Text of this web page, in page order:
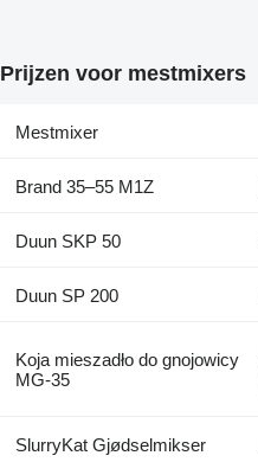
Prijzen voor mestmixers
Mestmixer
Brand 35–55 M1Z
Duun SKP 50
Duun SP 200
Koja mieszadło do gnojowicy
MG-35
SlurryKat Gjødselmikser